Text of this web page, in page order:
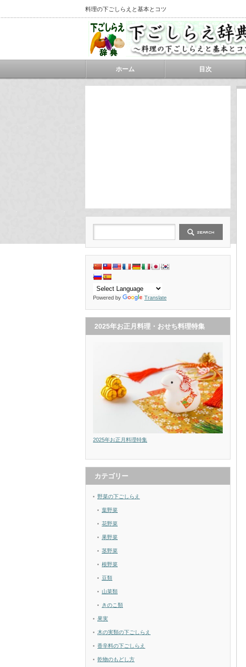
料理の下ごしらえと基本とコツ
ホーム 目次
Powered by Translate
2025年お正月料理・おせち料理特集
2025年お正月料理特集
カテゴリー
野菜の下ごしらえ
葉野菜
花野菜
果野菜
茎野菜
根野菜
豆類
山菜類
きのこ類
果実
木の実類の下ごしらえ
香辛料の下ごしらえ
乾物のもどし方